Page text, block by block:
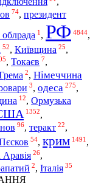
74, президент
1 , РФ 4844,
52, Київщина 25,
, Токаєв 7,
2, Німеччина
3, одеса 275,
12, Ормузька
1352,
96, теракт 22,
54, крим 1491 ,
Аравія 26,
2, Італія 35